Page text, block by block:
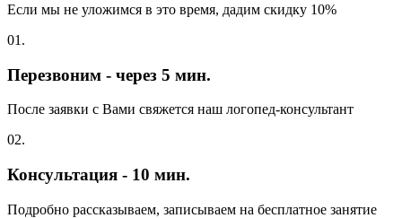
Если мы не уложимся в это время, дадим скидку 10%
01.
Перезвоним - через 5 мин.
После заявки с Вами свяжется наш логопед-консультант
02.
Консультация - 10 мин.
Подробно рассказываем, записываем на бесплатное занятие